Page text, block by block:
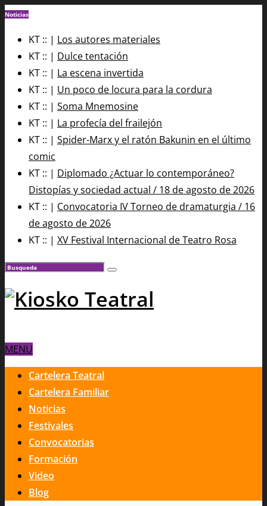
Noticias
KT :: | Los autores materiales
KT :: | Dulce tentación
KT :: | La escena invertida
KT :: | Un poco de locura para la cordura
KT :: | Soma Mnemosine
KT :: | La profecía del frailejón
KT :: | Spider-Marx y el ratón Bakunin en el último
comic
KT :: | Diplomado ¿Actuar lo contemporáneo?
Distopías y sociedad actual / 18 de agosto de 2026
KT :: | Convocatoria IV Torneo de dramaturgia / 16
de agosto de 2026
KT :: | XV Festival Internacional de Teatro Rosa
MENU
Cartelera Teatral
Cartelera Familiar
Noticias
Festivales
Convocatorias
Formación
Video
Blog